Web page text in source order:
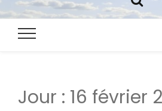
Jour : 16 février